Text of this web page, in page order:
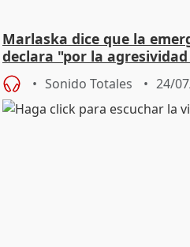
Marlaska dice que la
declara "por la
Sonido Totales 24/